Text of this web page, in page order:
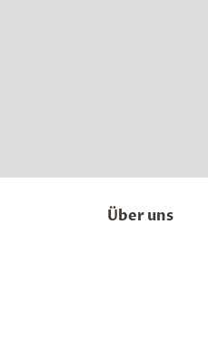
Über uns